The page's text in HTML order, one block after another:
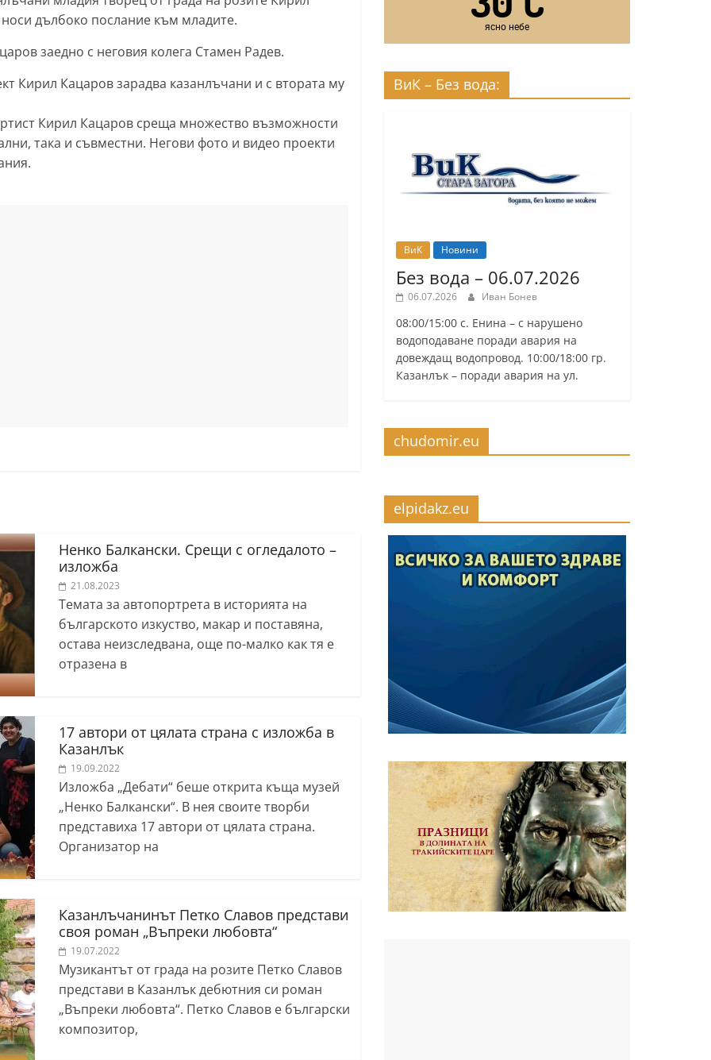
дълбоко послание към младите.
заедно с неговия колега Стамен Радев.
Кирил Кацаров зарадва казанлъчани и с втората му
Кирил Кацаров среща множество възможности
така и съвместни. Негови фото и видео проекти
Ненко Балкански. Срещи с огледалото –
изложба
21.08.2023
Темата за автопортрета в историята на
българското изкуство, макар и поставяна,
остава неизследвана, още по-малко как тя е
отразена в
17 автори от цялата страна с изложба в
Казанлък
19.09.2022
Изложба „Дебати“ беше открита къща музей
„Ненко Балкански“. В нея своите творби
представиха 17 автори от цялата страна.
Организатор на
Казанлъчанинът Петко Славов представи
своя роман „Въпреки любовта“
19.07.2022
Музикантът от града на розите Петко Славов
представи в Казанлък дебютния си роман
„Въпреки любовта“. Петко Славов е български
композитор,
ясно небе
ВиК – Без вода:
ВиК Новини
Без вода – 06.07.2026
06.07.2026 Иван Бонев
08:00/15:00 с. Енина – с нарушено
водоподаване поради авария на
довеждащ водопровод. 10:00/18:00 гр.
Казанлък – поради авария на ул.
chudomir.eu
elpidakz.eu